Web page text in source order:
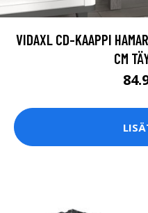
VIDAXL CD-KAAPPI
CM